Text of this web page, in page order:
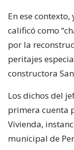
En ese
calificó como
por la
peritajes
constructora
Los dichos del
primera cuenta
Vivienda,
municipal de